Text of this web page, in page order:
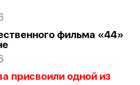
фильма «44»
присвоили одной из